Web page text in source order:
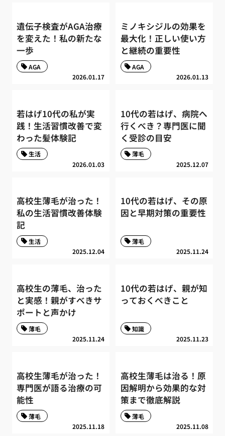
遺伝子検査がAGA治療
を変えた！私の新たな
一歩
2026.01.17
AGA
ミノキシジルの効果を
最大化！正しい使い方
と継続の重要性
2026.01.13
AGA
若はげ10代の私が実
践！生活習慣改善で変
わった髪体験記
2026.01.03
生活
10代の若はげ、病院へ
行くべき？専門医に聞
く受診の目安
2025.12.07
薄毛
高校生薄毛が治った！
私の生活習慣改善体験
記
2025.12.04
生活
10代の若はげ、その原
因と早期対策の重要性
2025.11.24
薄毛
高校生の薄毛、治った
と実感！親がすべきサ
ポートと声かけ
2025.11.24
薄毛
10代の若はげ、親が知
っておくべきこと
2025.11.23
知識
高校生薄毛が治った！
専門医が語る治療の可
能性
2025.11.18
薄毛
高校生薄毛は治る！原
因解明から効果的な対
策まで徹底解説
2025.11.08
薄毛